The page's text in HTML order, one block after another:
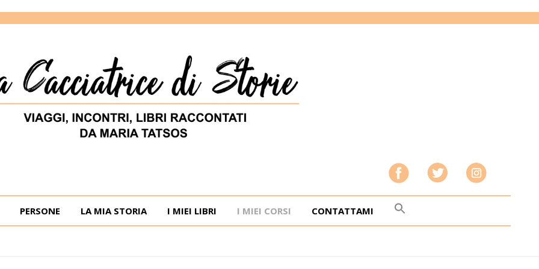
TATSOS
PERSONE LA MIA STORIA I MIEI LIBRI I MIEI CORSI CONTATTAMI